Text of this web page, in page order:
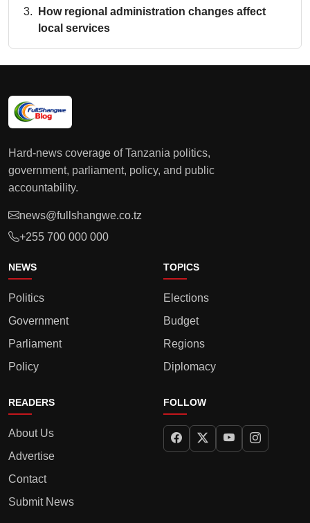
How regional administration changes affect
local services
Hard-news coverage of Tanzania politics,
government, parliament, policy, and public
accountability.
news@fullshangwe.co.tz
+255 700 000 000
NEWS
Politics
Government
Parliament
Policy
TOPICS
Elections
Budget
Regions
Diplomacy
READERS
About Us
Advertise
Contact
Submit News
FOLLOW